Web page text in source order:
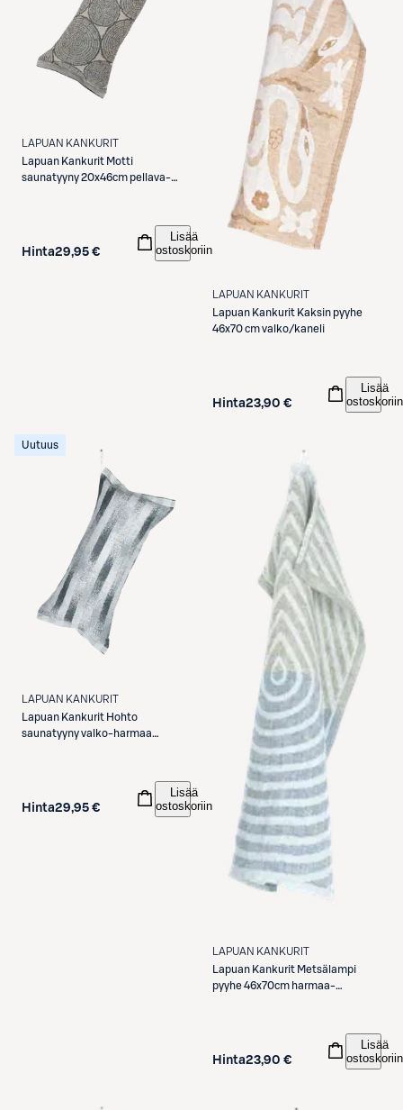
LAPUAN KANKURIT
Lapuan Kankurit Motti
saunatyyny 20x46cm pellava-
Hinta29,95 €
Lisää
ostoskoriin
LAPUAN KANKURIT
Lapuan Kankurit Kaksin pyyhe
46x70 cm valko/kaneli
Hinta23,90 €
Lisää
ostoskoriin
Uutuus
LAPUAN KANKURIT
Lapuan Kankurit Hohto
saunatyyny valko-harmaa
Hinta29,95 €
Lisää
ostoskoriin
LAPUAN KANKURIT
Lapuan Kankurit Metsälampi
pyyhe 46x70cm harmaa-
Hinta23,90 €
Lisää
ostoskoriin